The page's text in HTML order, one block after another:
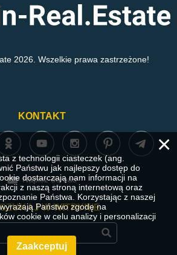
2026. Wszelkie prawa zastrzeżone!
KONTAKT
Napisz do nas
W WITRYNIE
×
z technologii ciasteczek (ang.
Państwu jak najlepszy dostęp do
dostarczają nam informacji na
z naszą stroną internetową oraz
Państwa. Korzystając z naszej
Państwo zgodę na
cookie w celu analizy i personalizacji
Zaakceptuj